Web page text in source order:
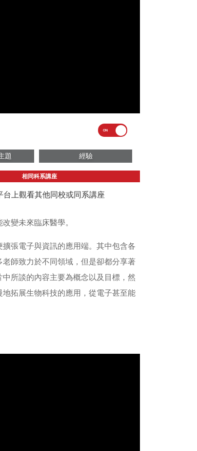
題 經驗
相同科系講座
上觀看其他同校或同系講座
變未來臨床醫學。
張電子與資訊的應用端。其中包含各
師致力於不同領域，但是卻都分享著
所談的內容主要為概念以及目標，然
拓展生物科技的應用，從電子甚至能